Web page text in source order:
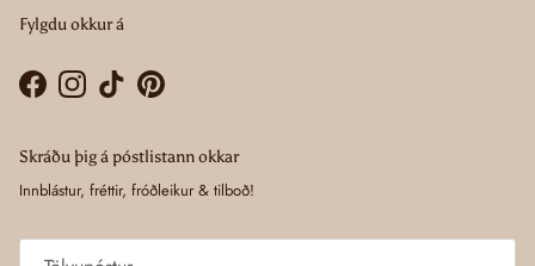
Fylgdu okkur á
FacebookInstagramTikTokPinterest
Skráðu þig á póstlistann okkar
Innblástur, fréttir, fróðleikur & tilboð!